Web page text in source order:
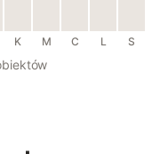
K M C L S